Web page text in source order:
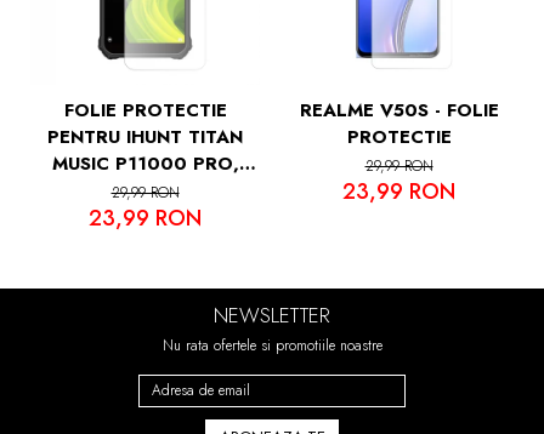
FOLIE PROTECTIE
PENTRU IHUNT TITAN
MUSIC P11000 PRO,
VDOO
29,99 RON
23,99 RON
REALME V50S - FOLIE
PROTECTIE
29,99 RON
23,99 RON
NEWSLETTER
Nu rata ofertele si promotiile noastre